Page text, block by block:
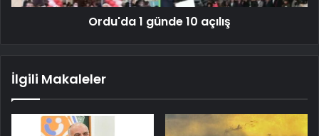
Ordu'da 1 günde 10 açılış
İlgili Makaleler